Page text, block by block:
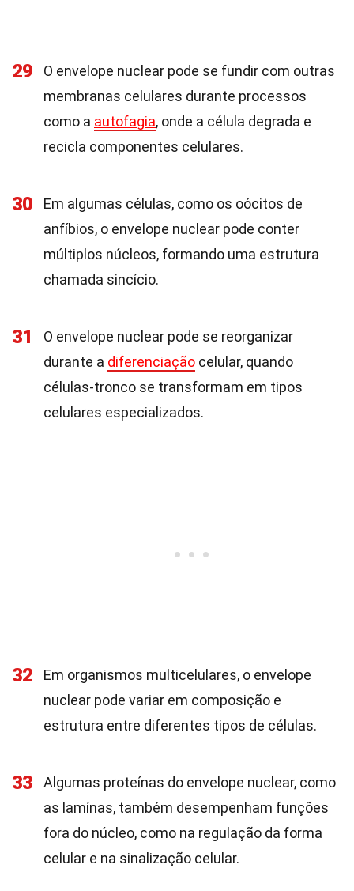
29
O envelope nuclear pode se fundir com outras
membranas celulares durante processos
como a autofagia, onde a célula degrada e
recicla componentes celulares.
30
Em algumas células, como os oócitos de
anfíbios, o envelope nuclear pode conter
múltiplos núcleos, formando uma estrutura
chamada sincício.
31
O envelope nuclear pode se reorganizar
durante a diferenciação celular, quando
células-tronco se transformam em tipos
celulares especializados.
32
Em organismos multicelulares, o envelope
nuclear pode variar em composição e
estrutura entre diferentes tipos de células.
33
Algumas proteínas do envelope nuclear, como
as lamínas, também desempenham funções
fora do núcleo, como na regulação da forma
celular e na sinalização celular.